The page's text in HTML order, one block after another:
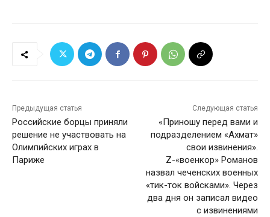
Предыдущая статья
Российские борцы приняли
решение не участвовать на
Олимпийских играх в
Париже
Следующая статья
«Приношу перед вами и
подразделением «Ахмат»
свои извинения».
Z-«военкор» Романов
назвал чеченских военных
«тик-ток войсками». Через
два дня он записал видео
с извинениями